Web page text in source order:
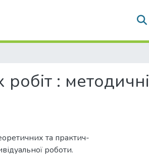
: методичні
та практич-
роботи.